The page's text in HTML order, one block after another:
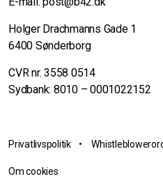
Holger Drachmanns Gade 1
6400 Sønderborg
CVR nr. 3558 0514
Sydbank: 8010 – 0001022152
Privatlivspolitik•
Om cookies